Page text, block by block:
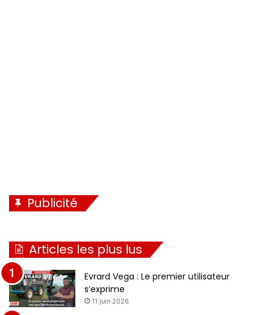
Publicité
Articles les plus lus
Evrard Vega : Le premier utilisateur
s’exprime
11 juin 2026